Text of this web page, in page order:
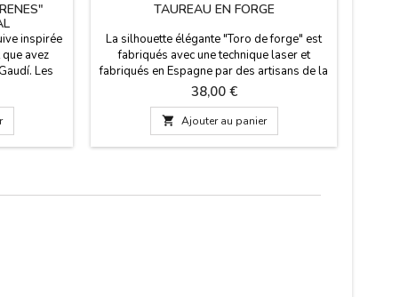
inspirée
avez
Les
créativité,
sont des
le numéro
en
22 cm
TAUREAU EN FORGE
La silhouette élégante "Toro de forge" est
fabriqués avec une technique laser et
fabriqués en Espagne par des artisans de la
forge depuis 1890, design exclusif. idéal
pour les cadeaux d'événements,
anniversaires et pour la plupart des fans du
monde de la tauromachie. les mesures. Petit
: 14 x 8 x 3 cm. Moyen : 20 x 13 x 7 cm
Prix
38,00 €
 Ajouter au panier